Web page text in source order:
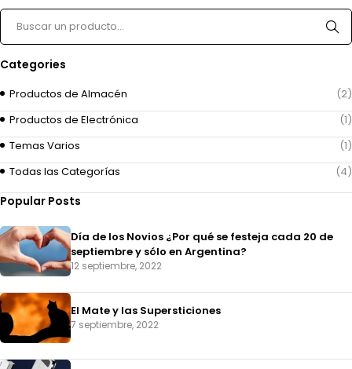
Categories
Productos de Almacén
(2)
Productos de Electrónica
(1)
Temas Varios
(1)
Todas las Categorías
(4)
Popular Posts
Día de los Novios ¿Por qué se festeja cada 20 de
septiembre y sólo en Argentina?
12 septiembre, 2022
El Mate y las Supersticiones
7 septiembre, 2022